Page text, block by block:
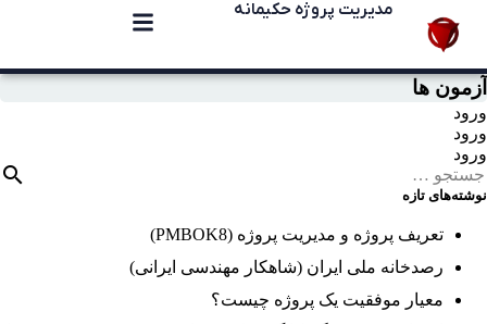
مدیریت پروژه حکیمانه
آزمون ها
ورود
ورود
ورود
نوشته‌های تازه
تعریف پروژه و مدیریت پروژه (PMBOK8)
رصدخانه ملی ایران (شاهکار مهندسی ایرانی)
معیار موفقیت یک پروژه چیست؟